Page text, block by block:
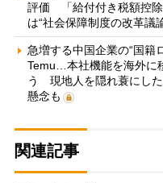
評価 「給付付き税額控
は“社会保障制度の改革議
急増する中国企業の“国籍
Temu…本社機能を海外に
う 現地人を隠れ蓑にし
懸念も
関連記事